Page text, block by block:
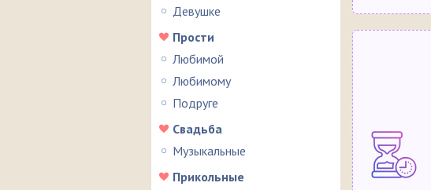
Девушке
Прости
Любимой
Любимому
Подруге
Свадьба
Музыкальные
Прикольные